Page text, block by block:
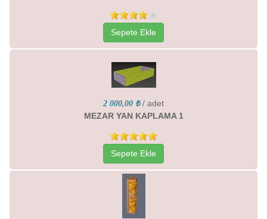
Sepete Ekle
2 000,00 ₺ / adet
MEZAR YAN KAPLAMA 1
Sepete Ekle